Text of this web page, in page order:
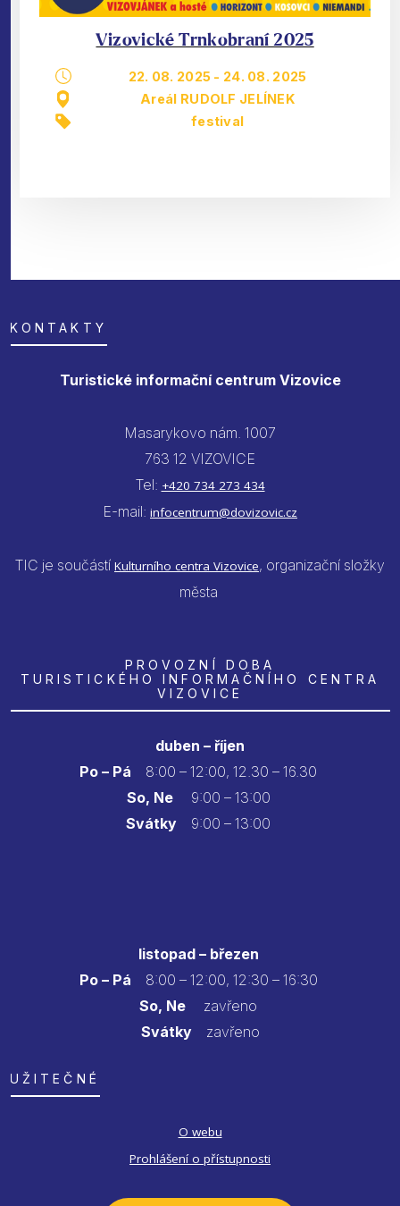
Vizovické Trnkobraní 2025
22. 08. 2025 - 24. 08. 2025
Areál RUDOLF JELÍNEK
festival
KONTAKTY
Turistické informační centrum Vizovice
Masarykovo nám. 1007
763 12 VIZOVICE
Tel: +420 734 273 434
E-mail: infocentrum@dovizovic.cz
TIC je součástí Kulturního centra Vizovice, organizační složky
města
PROVOZNÍ DOBA
TURISTICKÉHO INFORMAČNÍHO CENTRA
VIZOVICE
duben – říjen
Po – Pá
8:00 – 12:00, 12.30 – 16.30
So, Ne9:00 – 13:00
Svátky 9:00 – 13:00
listopad – březen
Po – Pá 8:00 – 12:00, 12:30 – 16:30
So, Ne zavřeno
Svátkyzavřeno
UŽITEČNÉ
O webu
Prohlášení o přístupnosti